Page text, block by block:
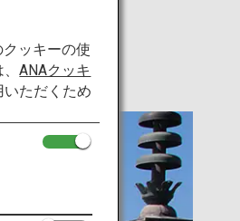
ッキーの使
、ANAクッキ
ただくため